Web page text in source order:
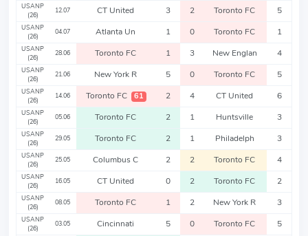
USANP
(26)
12.07 CT United 3 2 Toronto FC 5
USANP
(26)
04.07 Atlanta Un 1 0 Toronto FC 1
USANP
(26)
28.06 Toronto FC 1 3 New Englan 4
USANP
(26)
21.06 New York R 5 0 Toronto FC 5
USANP
(26)
14.06 Toronto FC 61 2 4 CT United 6
USANP
(26)
05.06 Toronto FC 2 1 Huntsville 3
USANP
(26)
29.05 Toronto FC 2 1 Philadelph 3
USANP
(26)
25.05 Columbus C 2 2 Toronto FC 4
USANP
(26)
16.05 CT United 0 2 Toronto FC 2
USANP
(26)
08.05 Toronto FC 1 2 New York R 3
USANP
(26)
03.05 Cincinnati 5 0 Toronto FC 5